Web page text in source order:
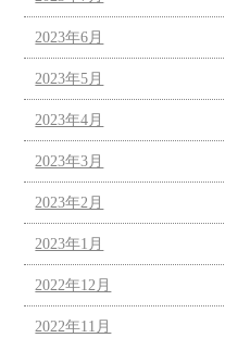
2023年6月
2023年5月
2023年4月
2023年3月
2023年2月
2023年1月
2022年12月
2022年11月